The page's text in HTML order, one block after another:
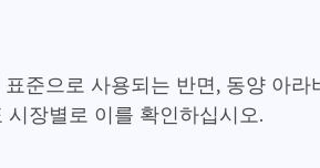
준으로 사용되는 반면, 동양 아
장별로 이를 확인하십시오.